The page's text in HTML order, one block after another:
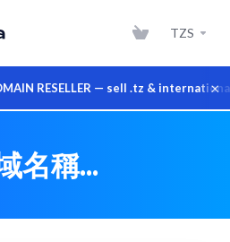
RESELLER — sell .tz & ×
TZS
名稱...